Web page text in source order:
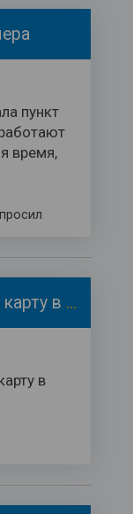
пункт
время,
Как приобрести сим карту в Томске
в